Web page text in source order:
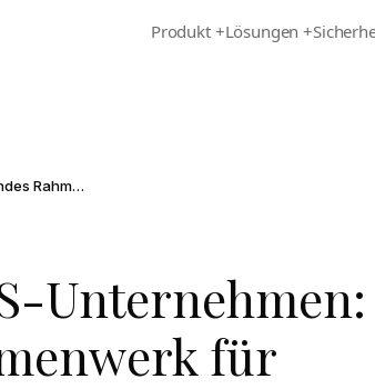
Produkt+Lösungen +
Due Diligence für SaaS-Unternehmen: Ein umfassendes Rahmenwerk für M&A-Experten
Unternehmen:
für